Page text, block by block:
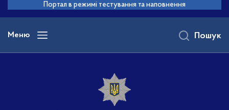
основного
вмісту
Портал в режимі тестування та наповнення
Меню Пошук